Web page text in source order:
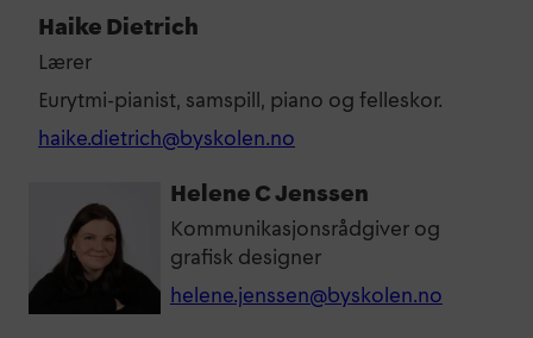
Haike Dietrich
Lærer
Eurytmi-pianist, samspill, piano og felleskor.
haike.dietrich@byskolen.no
Helene C Jenssen
Kommunikasjonsrådgiver og
grafisk designer
helene.jenssen@byskolen.no